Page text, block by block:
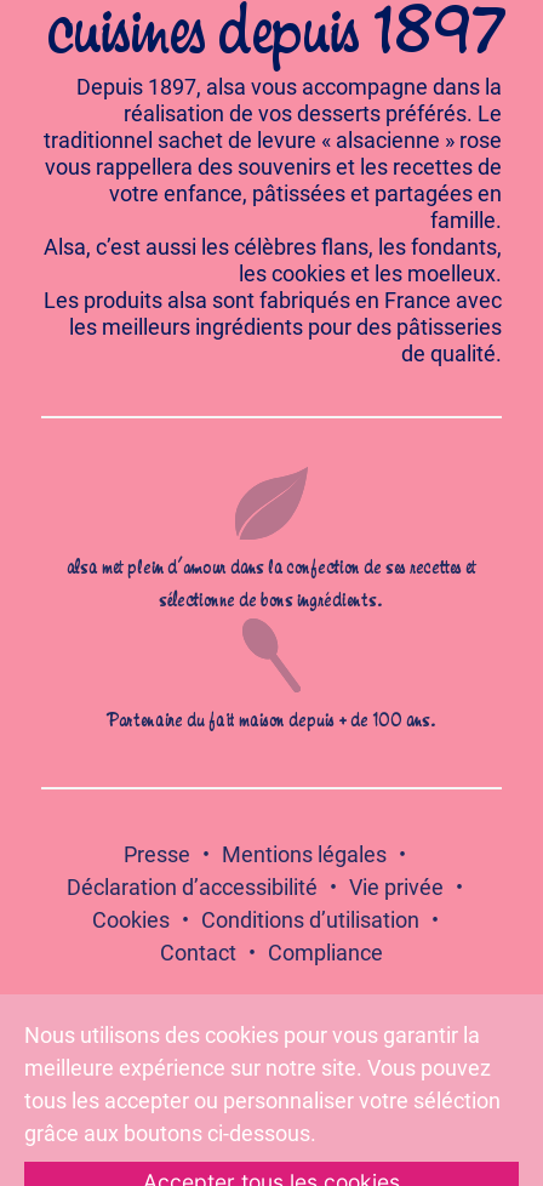
alsa met plein d’amour dans la confection de ses recettes et
sélectionne de bons ingrédients.
Partenaire du fait maison depuis + de 100 ans.
cuisines depuis 1897
Depuis 1897, alsa vous accompagne dans la
réalisation de vos desserts préférés. Le
traditionnel sachet de levure « alsacienne » rose
vous rappellera des souvenirs et les recettes de
votre enfance, pâtissées et partagées en
famille.
Alsa, c’est aussi les célèbres flans, les fondants,
les cookies et les moelleux.
Les produits alsa sont fabriqués en France avec
les meilleurs ingrédients pour des pâtisseries
de qualité.
Presse
Mentions légales
Déclaration d’accessibilité
Vie privée
Cookies
Conditions d’utilisation
Contact
Compliance
Pour votre santé, évitez de grignoter entre les
Suivez-nous :
Nous utilisons des cookies pour vous garantir la
meilleure expérience sur notre site. Vous pouvez
tous les accepter ou personnaliser votre séléction
grâce aux boutons ci-dessous.